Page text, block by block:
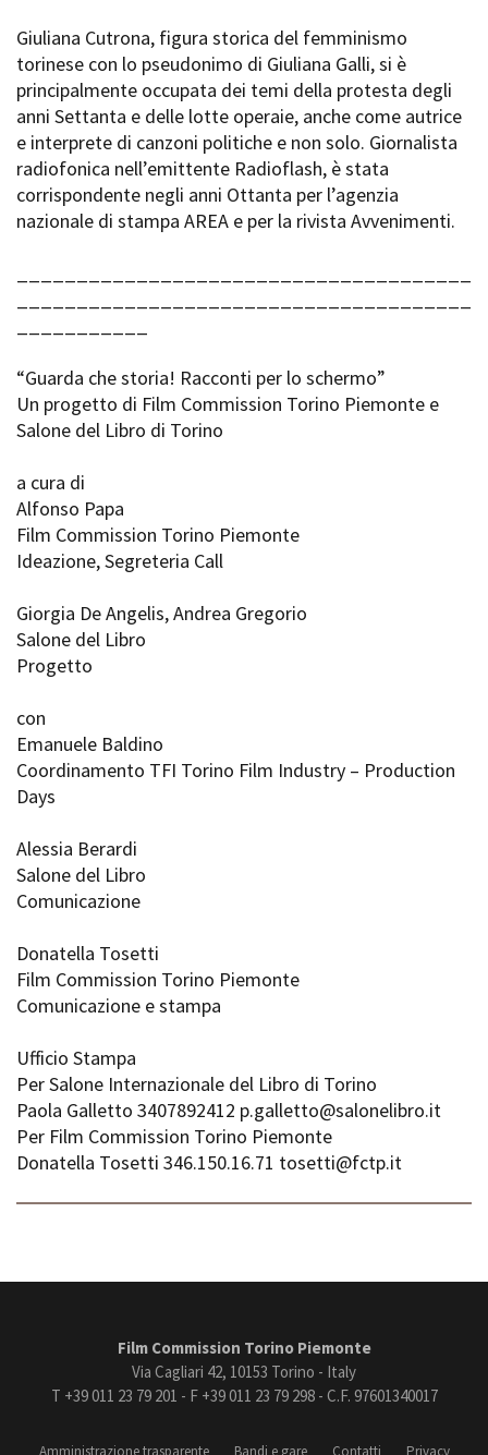
Giuliana Cutrona, figura storica del femminismo
torinese con lo pseudonimo di Giuliana Galli, si è
principalmente occupata dei temi della protesta degli
anni Settanta e delle lotte operaie, anche come autrice
e interprete di canzoni politiche e non solo. Giornalista
radiofonica nell’emittente Radioflash, è stata
corrispondente negli anni Ottanta per l’agenzia
nazionale di stampa AREA e per la rivista Avvenimenti.
“Guarda che storia! Racconti per lo schermo”
Un progetto di Film Commission Torino Piemonte e
Salone del Libro di Torino
a cura di
Alfonso Papa
Film Commission Torino Piemonte
Ideazione, Segreteria Call
Giorgia De Angelis, Andrea Gregorio
Salone del Libro
Progetto
con
Emanuele Baldino
Coordinamento TFI Torino Film Industry – Production
Days
Alessia Berardi
Salone del Libro
Comunicazione
Donatella Tosetti
Film Commission Torino Piemonte
Comunicazione e stampa
Ufficio Stampa
Per Salone Internazionale del Libro di Torino
Paola Galletto 3407892412 p.galletto@salonelibro.it
Per Film Commission Torino Piemonte
Donatella Tosetti 346.150.16.71 tosetti@fctp.it
Film Commission Torino Piemonte
Via Cagliari 42, 10153 Torino - Italy
T +39 011 23 79 201 - F +39 011 23 79 298 - C.F. 97601340017